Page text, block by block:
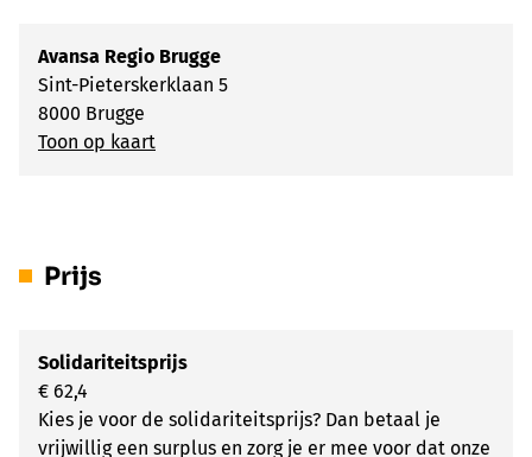
Avansa Regio Brugge
Sint-Pieterskerklaan 5
8000 Brugge
Toon op kaart
Prijs
Solidariteitsprijs
€ 62,4
Kies je voor de solidariteitsprijs? Dan betaal je
vrijwillig een surplus en zorg je er mee voor dat onze